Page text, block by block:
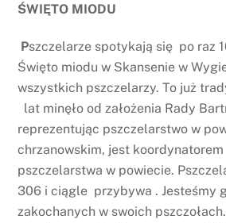
ŚWIĘTO MIODU
Pszczelarze spotykają się po raz
Święto miodu w Skansenie w
wszystkich pszczelarzy. To już
lat minęło od założenia Rady
reprezentując pszczelarstwo w
chrzanowskim, jest
pszczelarstwa w powiecie.
306 i ciągle przybywa . Jesteśmy
zakochanych w swoich